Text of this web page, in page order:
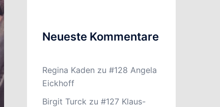
Neueste Kommentare
Regina Kaden zu #128 Angela
Eickhoff
Birgit Turck zu #127 Klaus-